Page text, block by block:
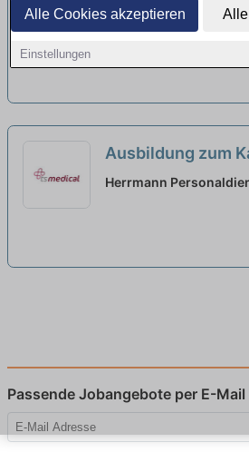
Alle Cookies akzeptieren
Einstellungen
Büromanagement
W.I.R GmbH Zentrale |
Ausbildung zum
Herrmann
Passende Jobangebote per E-